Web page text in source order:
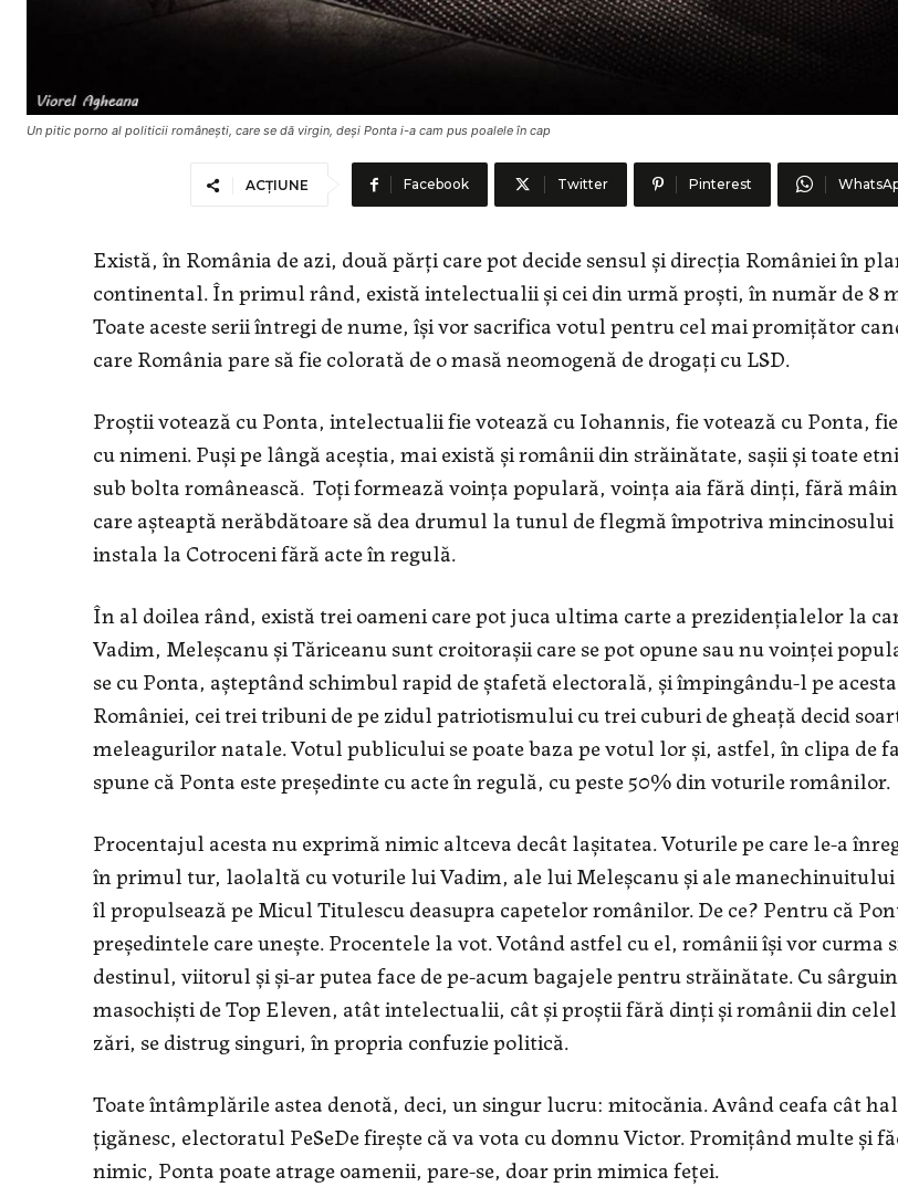
Un pitic porno al politicii româneşti, care se dă virgin, deşi Ponta i-a cam pus poalele în cap
ACȚIUNE Facebook Twitter Pinterest
Există, în România de azi, două părți care pot decide sensul și direcția României în
continental. În primul rând, există intelectualii și cei din urmă proști, în număr de 8
Toate aceste serii întregi de nume, își vor sacrifica votul pentru cel mai promițător
care România pare să fie colorată de o masă neomogenă de drogați cu LSD.
Proștii votează cu Ponta, intelectualii fie votează cu Iohannis, fie votează cu Ponta,
cu nimeni. Puși pe lângă aceștia, mai există și românii din străinătate, sașii și toate
sub bolta românească. Toți formează voința populară, voința aia fără dinți, fără
care așteaptă nerăbdătoare să dea drumul la tunul de flegmă împotriva mincinosului
instala la Cotroceni fără acte în regulă.
În al doilea rând, există trei oameni care pot juca ultima carte a prezidențialelor la
Vadim, Meleșcanu și Tăriceanu sunt croitorașii care se pot opune sau nu voinței
se cu Ponta, așteptând schimbul rapid de ștafetă electorală, și împingându-l pe
României, cei trei tribuni de pe zidul patriotismului cu trei cuburi de gheață decid
meleagurilor natale. Votul publicului se poate baza pe votul lor și, astfel, în clipa de
spune că Ponta este președinte cu acte în regulă, cu peste 50% din voturile românilor.
Procentajul acesta nu exprimă nimic altceva decât lașitatea. Voturile pe care le-a
în primul tur, laolaltă cu voturile lui Vadim, ale lui Meleșcanu și ale manechinuitului
îl propulsează pe Micul Titulescu deasupra capetelor românilor. De ce? Pentru că
președintele care unește. Procentele la vot. Votând astfel cu el, românii își vor curma
destinul, viitorul și și-ar putea face de pe-acum bagajele pentru străinătate. Cu
masochiști de Top Eleven, atât intelectualii, cât și proștii fără dinți și românii din
zări, se distrug singuri, în propria confuzie politică.
Toate întâmplările astea denotă, deci, un singur lucru: mitocănia. Având ceafa cât
țigănesc, electoratul PeSeDe firește că va vota cu domnu Victor. Promițând multe și
nimic, Ponta poate atrage oamenii, pare-se, doar prin mimica feței.